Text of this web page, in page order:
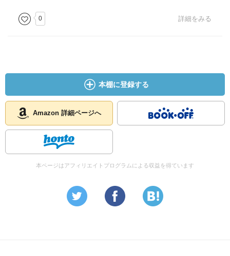
0 詳細をみる
本棚に登録する
Amazon 詳細ページへ
本ページはアフィリエイトプログラムによる収益を得ています